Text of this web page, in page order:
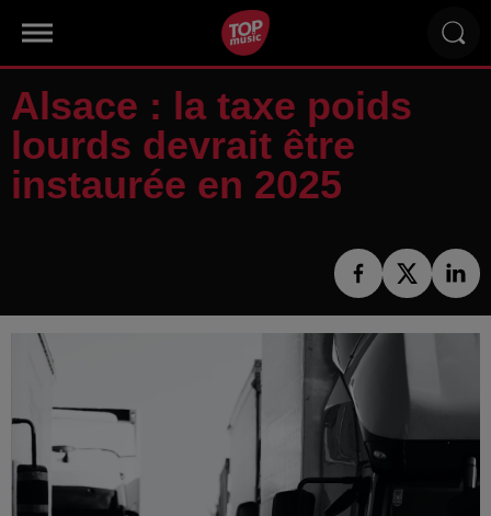
Alsace : la taxe poids
lourds devrait être
instaurée en 2025